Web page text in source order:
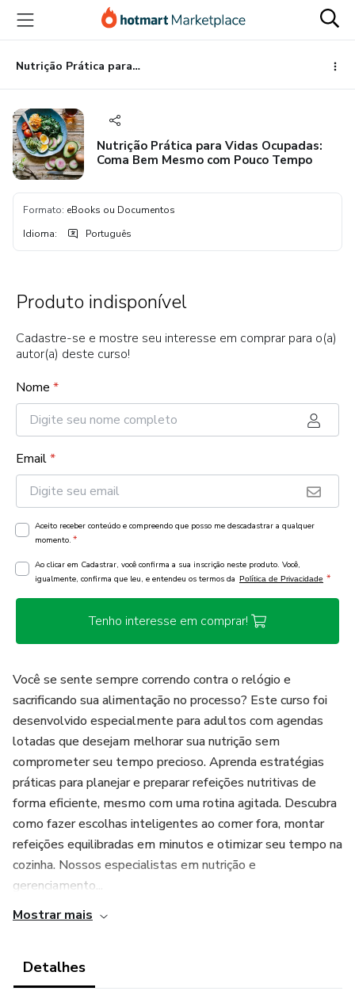
para
conteúdo
principal
para
pagamento
para
rodapé
Nutrição Prática para Vidas Ocupadas: Coma Bem Mesmo com Pouco Tempo
Nutrição Prática para Vidas Ocupadas:
Coma Bem Mesmo com Pouco Tempo
Formato: eBooks ou Documentos
Idioma: Português
Produto indisponível
Cadastre-se e mostre seu interesse em comprar para o(a)
autor(a) deste curso!
Nome *
Email*
Aceito receber conteúdo e compreendo que posso me descadastrar a qualquer
momento. *
Ao clicar em Cadastrar, você confirma a sua inscrição neste produto. Você,
igualmente, confirma que leu, e entendeu os termos da Política de Privacidade *
Tenho interesse em comprar!
Você se sente sempre correndo contra o relógio e
sacrificando sua alimentação no processo? Este curso foi
desenvolvido especialmente para adultos com agendas
lotadas que desejam melhorar sua nutrição sem
comprometer seu tempo precioso. Aprenda estratégias
práticas para planejar e preparar refeições nutritivas de
forma eficiente, mesmo com uma rotina agitada. Descubra
como fazer escolhas inteligentes ao comer fora, montar
refeições equilibradas em minutos e otimizar seu tempo na
cozinha. Nossos especialistas em nutrição e
gerenciamento...
Mostrar mais
Detalhes